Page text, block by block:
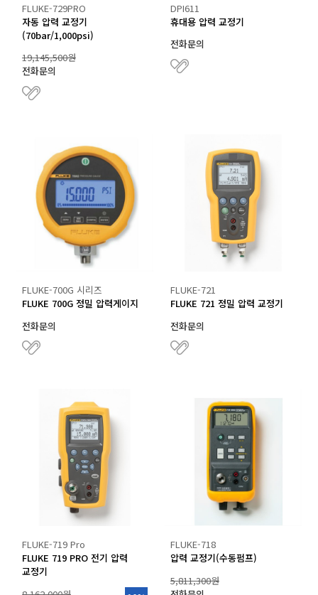
FLUKE-729PRO
자동 압력 교정기
(70bar/1,000psi)
19,145,500원
전화문의
DPI611
휴대용 압력 교정기
전화문의
FLUKE-700G 시리즈
FLUKE 700G 정밀 압력게이지
전화문의
FLUKE-721
FLUKE 721 정밀 압력 교정기
전화문의
FLUKE-719 Pro
FLUKE 719 PRO 전기 압력
교정기
FLUKE-718
압력 교정기(수동펌프)
5,811,300원